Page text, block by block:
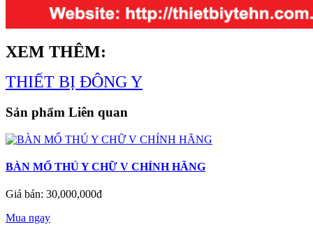
XEM THÊM:
THIẾT BỊ ĐÔNG Y
Sản phẩm Liên quan
BÀN MỔ THÚ Y CHỮ V CHÍNH HÃNG
Giá bán: 30,000,000đ
Mua ngay